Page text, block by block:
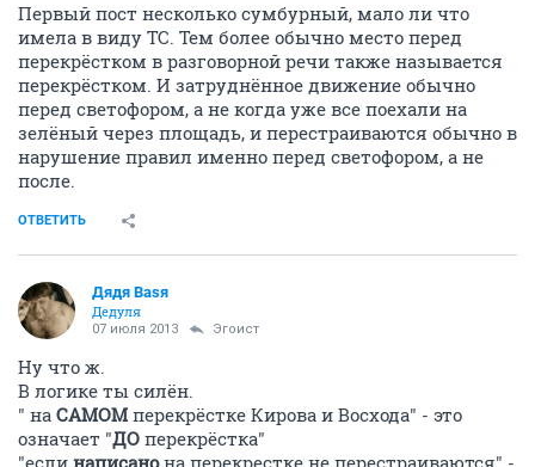
Первый пост несколько сумбурный, мало ли что
имела в виду ТС. Тем более обычно место перед
перекрёстком в разговорной речи также называется
перекрёстком. И затруднённое движение обычно
перед светофором, а не когда уже все поехали на
зелёный через площадь, и перестраиваются обычно в
нарушение правил именно перед светофором, а не
после.
ОТВЕТИТЬ
Дядя Ваsя
Дедуля
07 июля 2013 Эгоист
Ну что ж.
В логике ты силён.
" на САМОМ перекрёстке Кирова и Восхода" - это
означает "ДО перекрёстка"
"если написанона перекрестке не перестраиваются" -